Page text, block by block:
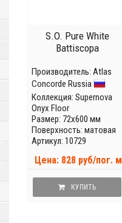
S.O. Pure White
Battiscopa
Производитель: Atlas
Concorde Russia
Коллекция: Supernova
Onyx Floor
Размер: 72x600 мм
Поверхность: матовая
Артикул: 10729
Цена: 828 руб/пог. м
КУПИТЬ